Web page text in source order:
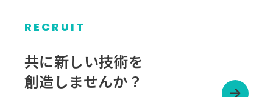
RECRUIT
共に新しい技術を
創造しませんか？
ル
ー
プ